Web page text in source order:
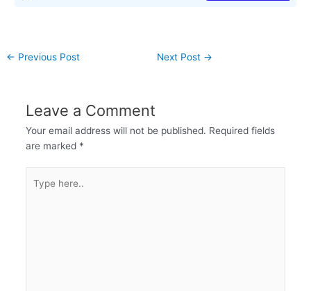
← Previous Post Next Post →
Leave a Comment
Your email address will not be published. Required fields
are marked *
here..